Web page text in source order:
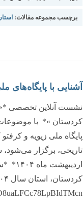
برچسب مجموعه مقالات:
آشنایی با
نشست آنلاین تخصصی
کردستان »* با
پایگاه ملی زیویه و